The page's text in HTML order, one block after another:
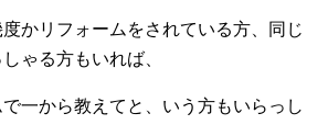
かリフォームをされている方、同じ
ゃる方もいれば、
一から教えてと、いう方もいらっし